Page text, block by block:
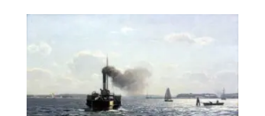
precios: